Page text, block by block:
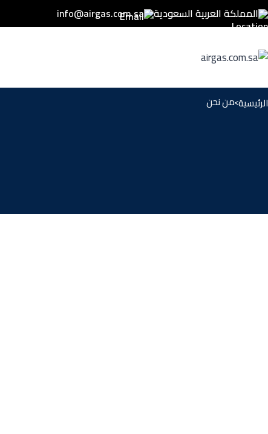
المملكة العربية السعودية info@airgas.com.sa
الرئيسية من نحن